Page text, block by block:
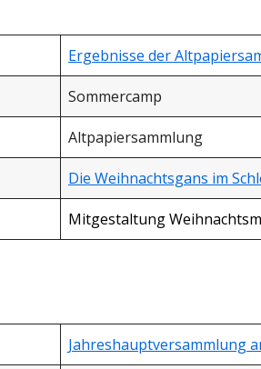
Ergebnisse der
Sommercamp
Altpapiersammlung
Die Weihnachtsgans im
Mitgestaltung
Jahreshauptversammlung